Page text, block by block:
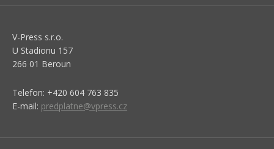
V-Press s.r.o.
U Stadionu 157
266 01 Beroun
Telefon: +420 604 763 835
E-mail: predplatne@vpress.cz